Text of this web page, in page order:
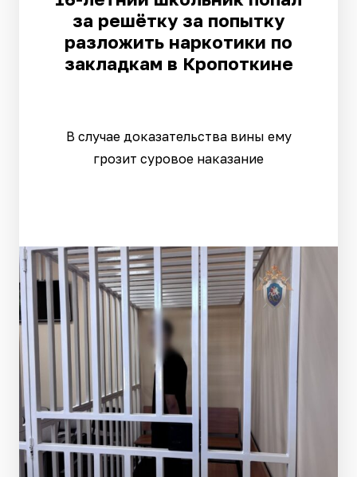
за решётку за попытку
разложить наркотики по
закладкам в Кропоткине
В случае доказательства вины ему
грозит суровое наказание